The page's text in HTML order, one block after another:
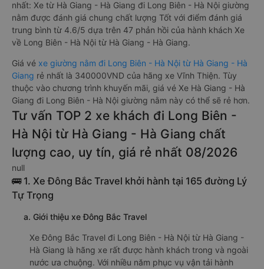
nhất: Xe từ Hà Giang - Hà Giang đi Long Biên - Hà Nội giường
nằm được đánh giá chung chất lượng Tốt với điểm đánh giá
trung bình từ 4.6/5 dựa trên 47 phản hồi của hành khách Xe
về Long Biên - Hà Nội từ Hà Giang - Hà Giang.
Giá vé xe giường nằm đi Long Biên - Hà Nội từ Hà Giang - Hà
Giang rẻ nhất là 340000VND của hãng xe Vĩnh Thiện. Tùy
thuộc vào chương trình khuyến mãi, giá vé Xe Hà Giang - Hà
Giang đi Long Biên - Hà Nội giường nằm này có thể sẽ rẻ hơn.
Tư vấn TOP 2 xe khách đi Long Biên -
Hà Nội từ Hà Giang - Hà Giang chất
lượng cao, uy tín, giá rẻ nhất 08/2026
null
🚌 1. Xe Đông Bắc Travel khởi hành tại 165 đường Lý
Tự Trọng
a. Giới thiệu xe Đông Bắc Travel
Xe Đông Bắc Travel đi Long Biên - Hà Nội từ Hà Giang -
Hà Giang là hãng xe rất được hành khách trong và ngoài
nước ưa chuộng. Với nhiều năm phục vụ vận tải hành